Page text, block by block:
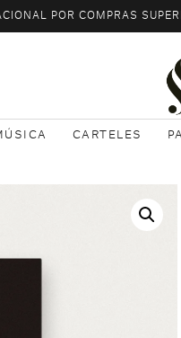
POR COMPRAS
CARTELES